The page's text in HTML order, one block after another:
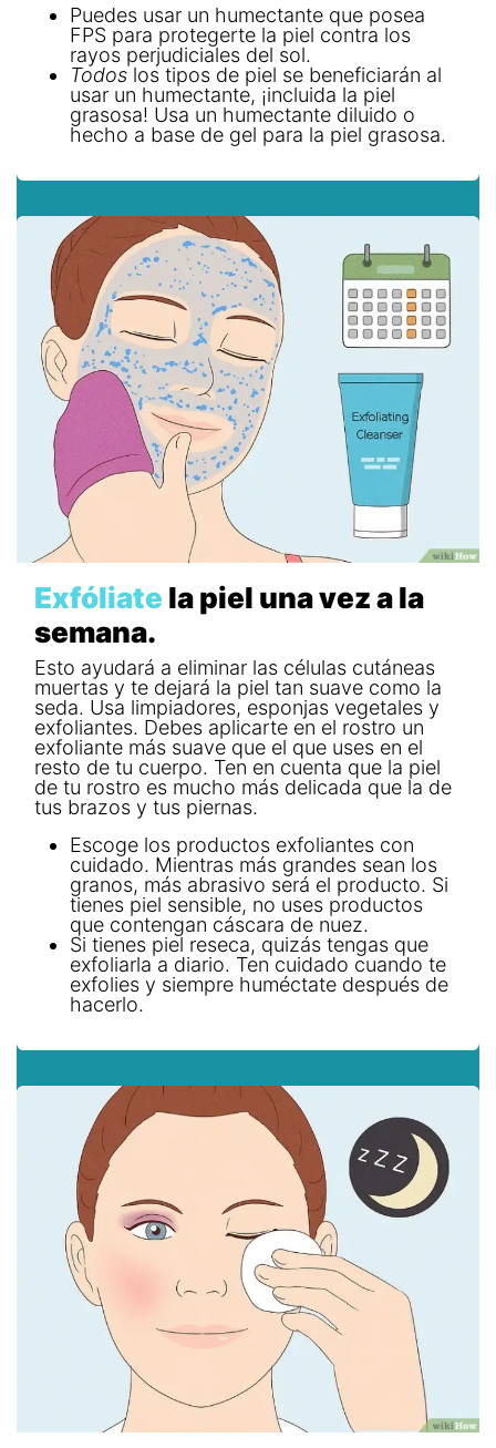
Puedes usar un humectante que posea
FPS para protegerte la piel contra los
rayos perjudiciales del sol.
Todoslos tipos de piel se beneficiarán al
usar un humectante, ¡incluida la piel
grasosa! Usa un humectante diluido o
hecho a base de gel para la piel grasosa.
Exfóliate la piel una vez a la
semana.
Esto ayudará a eliminar las células cutáneas
muertas y te dejará la piel tan suave como la
seda. Usa limpiadores, esponjas vegetales y
exfoliantes. Debes aplicarte en el rostro un
exfoliante más suave que el que uses en el
resto de tu cuerpo. Ten en cuenta que la piel
de tu rostro es mucho más delicada que la de
tus brazos y tus piernas.
Escoge los productos exfoliantes con
cuidado. Mientras más grandes sean los
granos, más abrasivo será el producto. Si
tienes piel sensible, no uses productos
que contengan cáscara de nuez.
Si tienes piel reseca, quizás tengas que
exfoliarla a diario. Ten cuidado cuando te
exfolies y siempre huméctate después de
hacerlo.